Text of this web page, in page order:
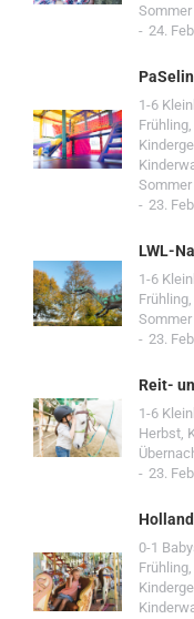
Sommer
24.
1-6
Frühling
Sommer
23.
LWL-
1-6
Frühling
Sommer
23.
Reit-
1-6
Herbst
23.
0-1
Frühling